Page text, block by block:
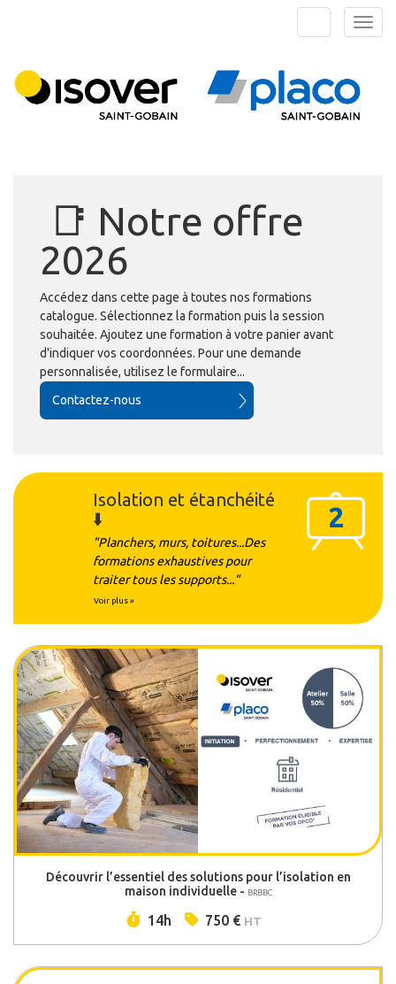
Rechercher
📑 Notre offre
2026
Accédez dans cette page à toutes nos formations
catalogue. Sélectionnez la formation puis la session
souhaitée. Ajoutez une formation à votre panier avant
d'indiquer vos coordonnées. Pour une demande
personnalisée, utilisez le formulaire...
Contactez-nous
Isolation et étanchéité
⬇️
2
"Planchers, murs, toitures...Des
formations exhaustives pour
traiter tous les supports..."
Voir plus »
Découvrir l’essentiel des solutions pour l’isolation en
maison individuelle - BRBBC
Durée :
14h Prix :
750 € HT